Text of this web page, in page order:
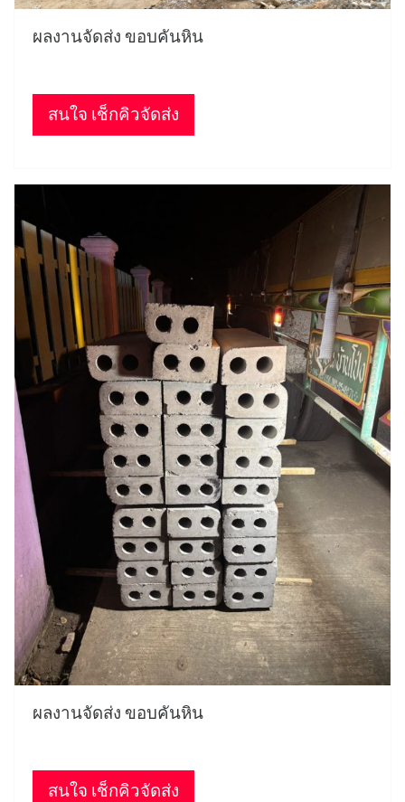
ผลงานจัดส่ง ขอบคันหิน
สนใจ เช็กคิวจัดส่ง
ผลงานจัดส่ง ขอบคันหิน
สนใจ เช็กคิวจัดส่ง